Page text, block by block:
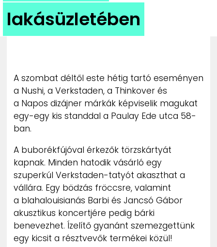
KULT
UTCA
MÉDIAAJÁNLAT
IMPRESSZUM
PR-ARCHÍVUM
ADATKEZELÉSI TÁJÉKOZTATÓ
lakásüzletében
A szombat déltől este hétig tartó eseményen
a Nushi, a Verkstaden, a Thinkover és
a Napos dizájner márkák képviselik magukat
egy-egy kis standdal a Paulay Ede utca 58-
ban.
A buborékfújóval érkezők törzskártyát
kapnak. Minden hatodik vásárló egy
szuperkúl Verkstaden-tatyót akaszthat a
vállára. Egy bödzás fröccsre, valamint
a blahalouisianás Barbi és Jancsó Gábor
akusztikus koncertjére pedig bárki
benevezhet. Ízelítő gyanánt szemezgettünk
egy kicsit a résztvevők termékei közül!